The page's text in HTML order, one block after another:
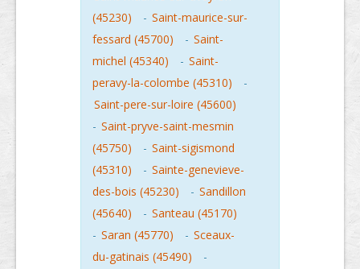
(45230)
- Saint-maurice-sur-
fessard (45700)
- Saint-
michel (45340)
- Saint-
peravy-la-colombe (45310)
-
Saint-pere-sur-loire (45600)
- Saint-pryve-saint-mesmin
(45750)
- Saint-sigismond
(45310)
- Sainte-genevieve-
des-bois (45230)
- Sandillon
(45640)
- Santeau (45170)
- Saran (45770) - Sceaux-
du-gatinais (45490)
-